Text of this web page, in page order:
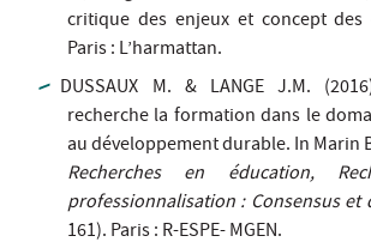
critique des enjeux et concept des
Paris : L’harmattan.
DUSSAUX M. & LANGE J.M.
recherche la formation dans le
au développement durable. In Marin
Recherches en éducation,
professionnalisation : Consensus et
161). Paris : R-ESPE- MGEN.